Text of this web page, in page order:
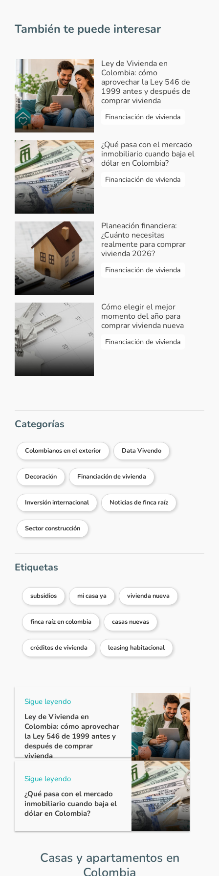
También te puede interesar
Ley de Vivienda en
Colombia: cómo
aprovechar la Ley 546 de
1999 antes y después de
comprar vivienda
Financiación de vivienda
¿Qué pasa con el mercado
inmobiliario cuando baja el
dólar en Colombia?
Financiación de vivienda
Planeación financiera:
¿Cuánto necesitas
realmente para comprar
vivienda 2026?
Financiación de vivienda
Cómo elegir el mejor
momento del año para
comprar vivienda nueva
Financiación de vivienda
Categorías
Colombianos en el exterior Data Vivendo
Decoración Financiación de vivienda
Inversión internacional Noticias de finca raíz
Sector construcción
Etiquetas
subsidios mi casa ya vivienda nueva
finca raíz en colombia casas nuevas
créditos de vivienda leasing habitacional
Sigue leyendo
Ley de Vivienda en
Colombia: cómo aprovechar
la Ley 546 de 1999 antes y
después de comprar
vivienda
Sigue leyendo
¿Qué pasa con el mercado
inmobiliario cuando baja el
dólar en Colombia?
Casas y apartamentos en
Colombia